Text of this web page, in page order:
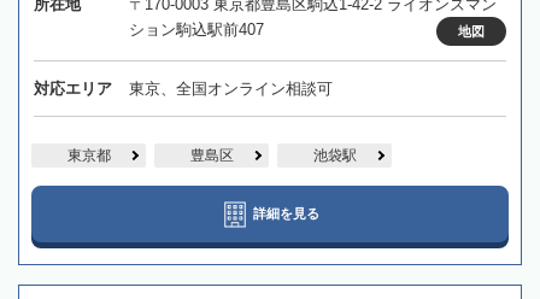
所在地
〒170-0003 東京都豊島区駒込1-42-2 ライオンズマン
ション駒込駅前407
地図
対応エリア 東京、全国オンライン相談可
東京都 豊島区 池袋駅
詳細を見る